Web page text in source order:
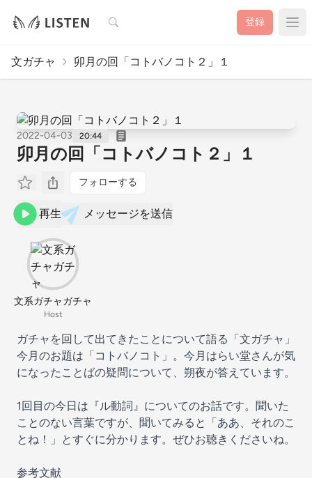
検索 登録
文ガチャ 卯月の回「コトバノコト２」１
2022-04-03 20:44
卯月の回「コトバノコト２」１
フォローする
再生 メッセージを送信
文系ガチャガチャ
Host
ガチャを回して出てきたことについて語る「文ガチャ」
今月のお題は「コトバノコト」。今月はらい堂さんが気
になったことばの疑問について、朔夜が答えています。
1回目の今日は『ル動詞』についてのお話です。聞いた
ことのない言葉ですが、聞いてみると「ああ、それのこ
とね！」とすぐに分かります。ぜひお聴きくださいね。
参考文献